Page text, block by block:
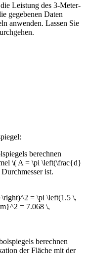
Leistung des 3-Meter-
gegebenen Daten
anwenden. Lassen Sie
berechnen
\( A = \pi \left(\frac{d}
ist.
= \pi \left(1.5 \,
= 7.068 \,
berechnen
der Fläche mit der